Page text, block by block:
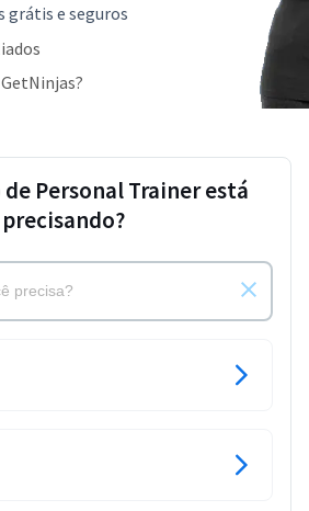
grátis e seguros
Personal Trainer está
precisando?